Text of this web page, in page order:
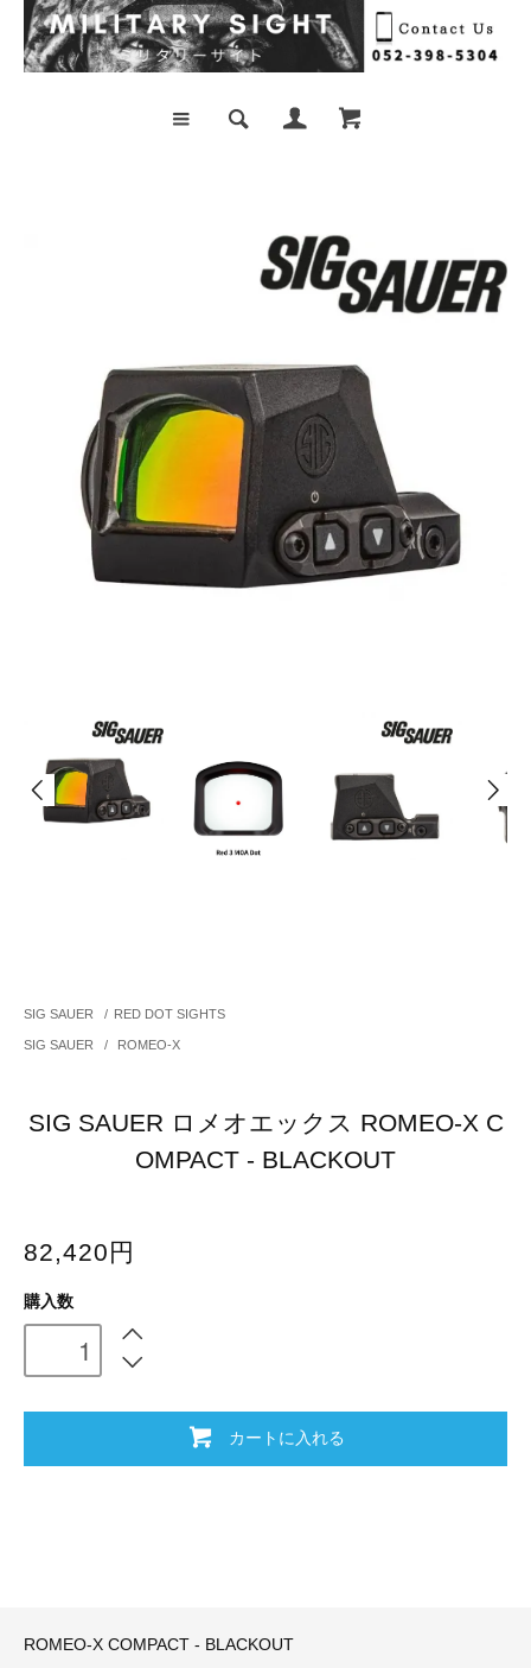
SIG SAUER / RED DOT SIGHTS
SIG SAUER / ROMEO-X
SIG SAUER ロメオエックス ROMEO-X C
OMPACT - BLACKOUT
82,420円
購入数
カートに入れる
ROMEO-X COMPACT - BLACKOUT